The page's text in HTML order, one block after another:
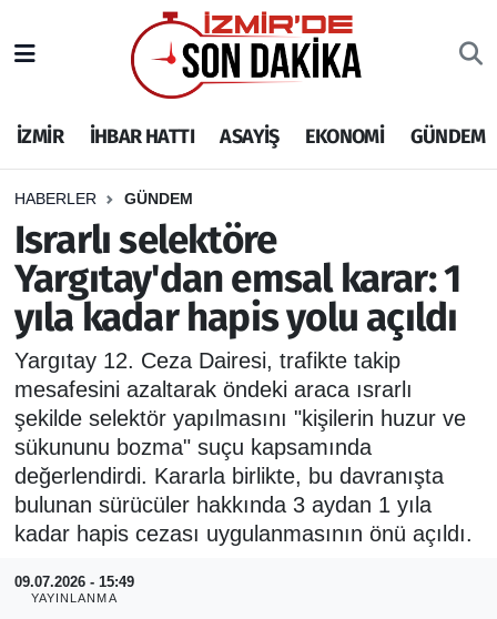
İZMİR İHBAR HATTI ASAYİŞ EKONOMİ GÜNDEM
HABERLER GÜNDEM
Israrlı selektöre
Yargıtay'dan emsal karar: 1
yıla kadar hapis yolu açıldı
Yargıtay 12. Ceza Dairesi, trafikte takip
mesafesini azaltarak öndeki araca ısrarlı
şekilde selektör yapılmasını "kişilerin huzur ve
sükununu bozma" suçu kapsamında
değerlendirdi. Kararla birlikte, bu davranışta
bulunan sürücüler hakkında 3 aydan 1 yıla
kadar hapis cezası uygulanmasının önü açıldı.
09.07.2026 - 15:49
YAYINLANMA
İHBAR HATTI
DEPREM
GENEL
EKONOMİ
SİYASET
SPOR
ASAYİŞ
RESMİ REKLAM
İzmir Nöbetçi Eczaneler
İzmir Hava Durumu
İzmir Namaz Vakitleri
İzmir Trafik Yoğunluk Haritası
Puan Durumu ve Fikstür
Tüm Manşetler
Son Dakika Haberleri
Haber Arşivi